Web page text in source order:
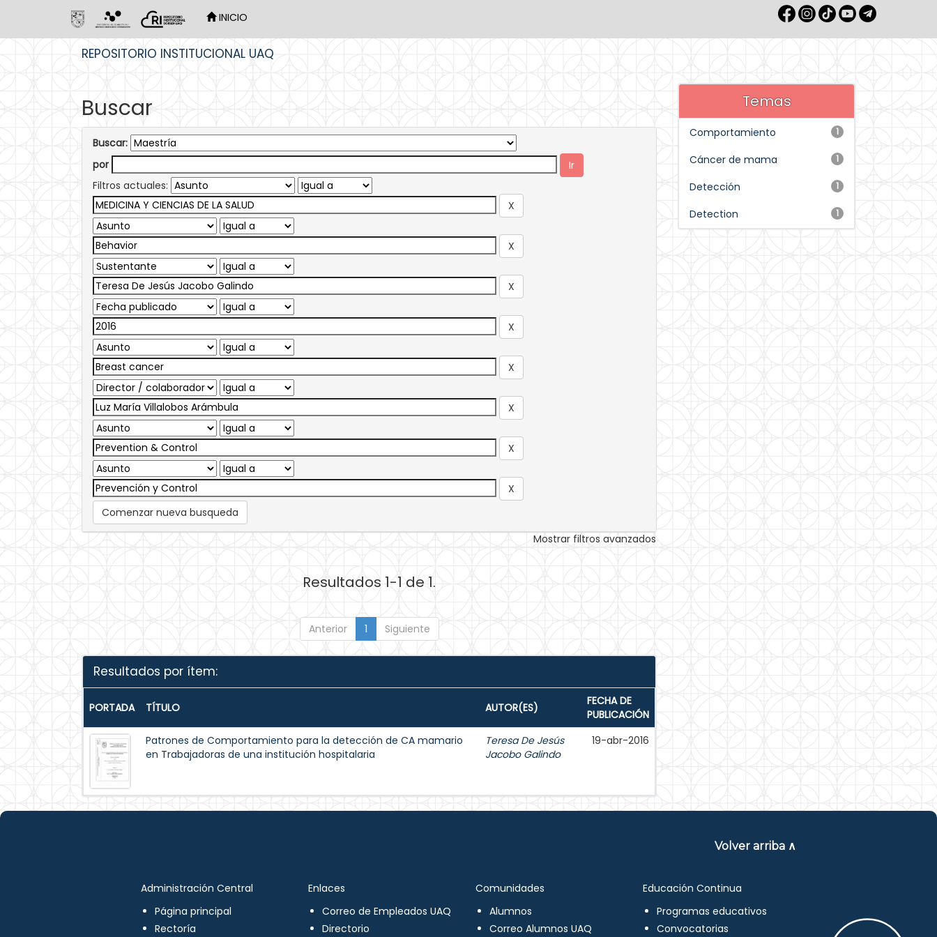
INICIO
REPOSITORIO INSTITUCIONAL UAQ
Buscar
Buscar:
por
Filtros actuales:
Comenzar nueva busqueda
Mostrar filtros avanzados
Resultados 1-1 de 1.
Anterior 1 Siguiente
Resultados por ítem:
PORTADA TÍTULO AUTOR(ES)
FECHA DE
PUBLICACIÓN
Patrones de Comportamiento para la detección de CA mamario
en Trabajadoras de una institución hospitalaria
Teresa De Jesús
Jacobo Galindo
19-abr-2016
Temas
1
Comportamiento
1
Cáncer de mama
1
Detección
1
Detection
Volver arriba ∧
Administración Central
Página principal
Rectoría
Enlaces
Correo de Empleados UAQ
Directorio
Comunidades
Alumnos
Correo Alumnos UAQ
Educación Continua
Programas educativos
Convocatorias